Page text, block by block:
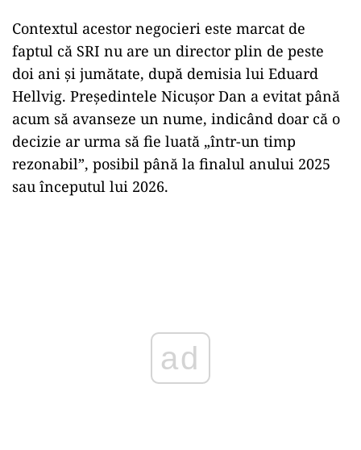
Contextul acestor negocieri este marcat de
faptul că SRI nu are un director plin de peste
doi ani și jumătate, după demisia lui Eduard
Hellvig. Președintele Nicușor Dan a evitat până
acum să avanseze un nume, indicând doar că o
decizie ar urma să fie luată „într-un timp
rezonabil”, posibil până la finalul anului 2025
sau începutul lui 2026.
ad